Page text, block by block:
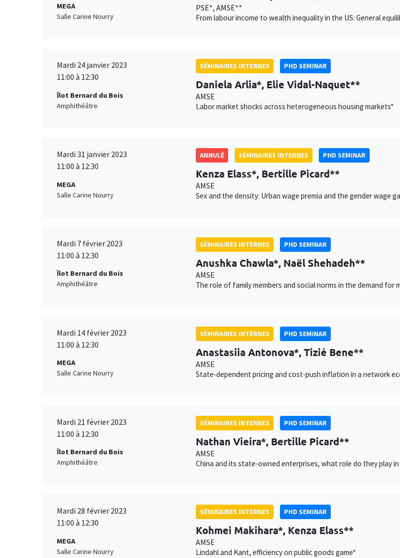
MEGA
Salle Carine Nourry
PSE*, AMSE**
From labour income to wealth inequality in the US: General
Mardi 24 janvier 2023
11:00 à 12:30
Îlot Bernard du Bois
Amphithéâtre
SÉMINAIRES INTERNES PHD SEMINAR
Daniela Arlia*, Elie Vidal-Naquet**
AMSE
Labor market shocks across heterogeneous housing markets*
Mardi 31 janvier 2023
11:00 à 12:30
MEGA
Salle Carine Nourry
ANNULÉ SÉMINAIRES INTERNES PHD SEMINAR
Kenza Elass*, Bertille Picard**
AMSE
Sex and the density: Urban wage premia and the gender wage
Mardi 7 février 2023
11:00 à 12:30
Îlot Bernard du Bois
Amphithéâtre
SÉMINAIRES INTERNES PHD SEMINAR
Anushka Chawla*, Naël Shehadeh**
AMSE
The role of family members and social norms in the demand
Mardi 14 février 2023
11:00 à 12:30
MEGA
Salle Carine Nourry
SÉMINAIRES INTERNES PHD SEMINAR
Anastasiia Antonova*, Tizié Bene**
AMSE
State-dependent pricing and cost-push inflation in a network
Mardi 21 février 2023
11:00 à 12:30
Îlot Bernard du Bois
Amphithéâtre
SÉMINAIRES INTERNES PHD SEMINAR
Nathan Vieira*, Bertille Picard**
AMSE
China and its state-owned enterprises, what role do they play
Mardi 28 février 2023
11:00 à 12:30
MEGA
Salle Carine Nourry
SÉMINAIRES INTERNES PHD SEMINAR
Kohmei Makihara*, Kenza Elass**
AMSE
Lindahl and Kant, efficiency on public goods game*